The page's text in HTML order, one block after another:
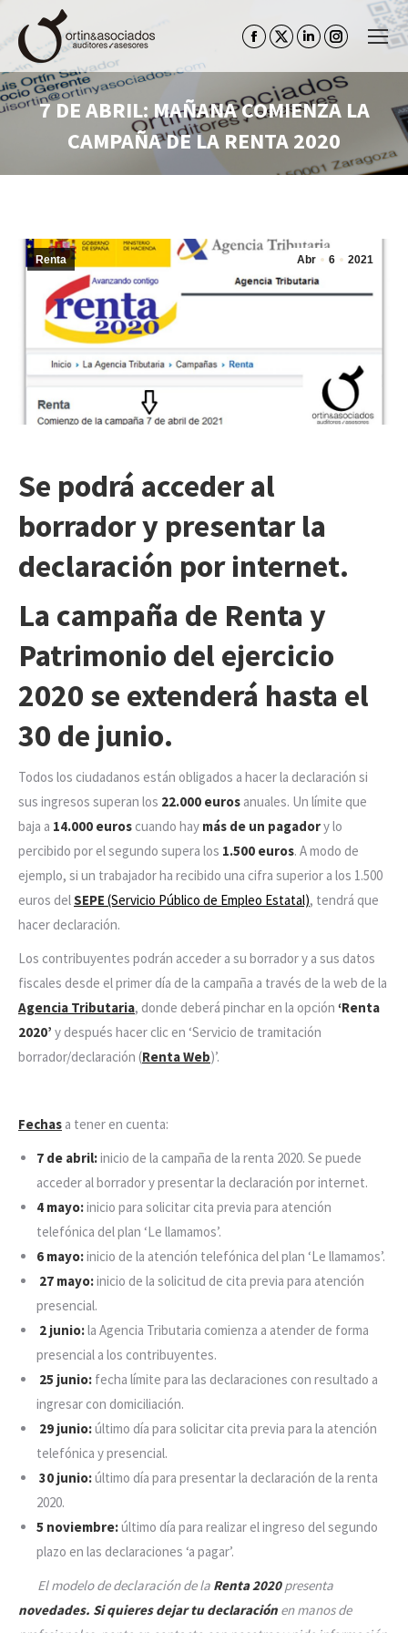
Facebook
page
opens
in
new
Twitter
page
opens
in
new
window
Linkedin
page
opens
in
new
window
Instagram
page
opens
in
new
window
7 DE ABRIL: MAÑANA COMIENZA LA
CAMPAÑA DE LA RENTA 2020
Estás aquí:
Abr 6 2021
Renta
Se podrá acceder al
borrador y presentarla
declaración por internet.
La campaña de Renta y
Patrimonio del ejercicio
2020 se extenderá hasta el
30 de junio.
Todos los ciudadanos están obligados a hacer la declaración si
sus ingresos superan los 22.000 euros anuales. Un límite que
baja a 14.000 euros cuando hay más de un pagadory lo
percibido por el segundo supera los 1.500 euros. A modo de
ejemplo, si un trabajador ha recibido una cifra superior a los 1.500
euros delSEPE (Servicio Público de Empleo Estatal), tendrá que
hacer declaración.
Los contribuyentes podrán acceder a su borrador y a sus datos
fiscales desde el primer día de la campaña a través de la web de la
Agencia Tributaria, donde deberá pinchar en la opción ‘Renta
2020’ y después hacer clic en ‘Servicio de tramitación
borrador/declaración (Renta Web)’.
Fechas a tener en cuenta:
7 de abril:inicio de la campaña de la renta 2020. Se puede
acceder al borrador y presentar la declaración por internet.
4 mayo:inicio para solicitar cita previa para atención
telefónica del plan ‘Le llamamos’.
6 mayo:inicio de la atención telefónica del plan ‘Le llamamos’.
27 mayo:inicio de la solicitud de cita previa para atención
presencial.
2 junio:la Agencia Tributaria comienza a atender de forma
presencial a los contribuyentes.
25 junio: fecha límite para las declaraciones con resultado a
ingresar con domiciliación.
29 junio:último día para solicitar cita previa para la atención
telefónica y presencial.
30 junio:último día para presentar la declaración de la renta
2020.
5 noviembre:último día para realizar el ingreso del segundo
plazo en las declaraciones ‘a pagar’.
El modelo de declaración de la Renta 2020presenta
novedades. Si quieres dejar tu declaración en manos de